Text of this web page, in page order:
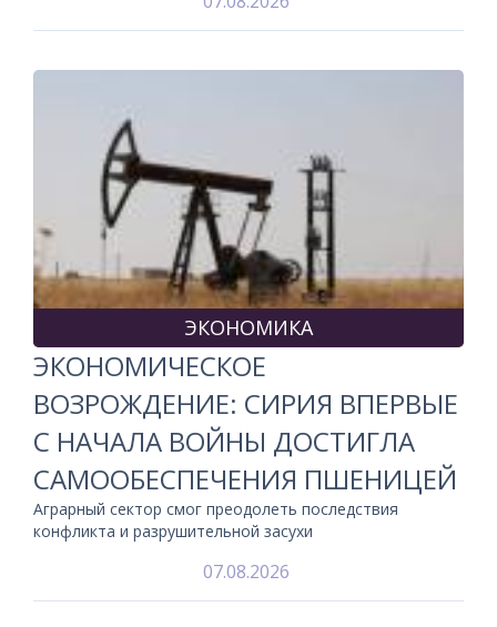
ЭКОНОМИКА
ЭКОНОМИЧЕСКОЕ
ВОЗРОЖДЕНИЕ: СИРИЯ ВПЕРВЫЕ
С НАЧАЛА ВОЙНЫ ДОСТИГЛА
САМООБЕСПЕЧЕНИЯ ПШЕНИЦЕЙ
Аграрный сектор смог преодолеть последствия
конфликта и разрушительной засухи
07.08.2026